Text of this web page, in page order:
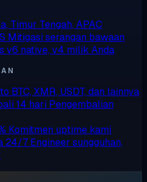
Timur Tengah, APAC
Mitigasi serangan bawaan
v6 native, v4 milik Anda
BTC, XMR, USDT, dan lainnya
14 hari Pengembalian
Komitmen uptime kami
24/7 Engineer sungguhan,